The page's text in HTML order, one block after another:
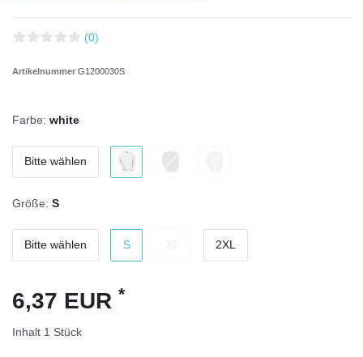
(0)
Artikelnummer G1200030S
Farbe: white
Bitte wählen
Größe: S
Bitte wählen S 2XL
6,37 EUR *
Inhalt 1 Stück